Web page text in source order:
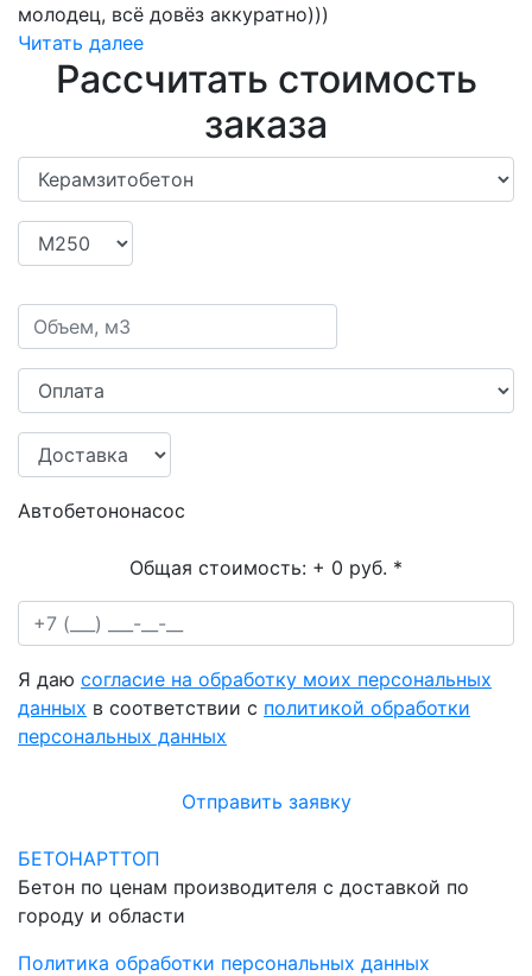
молодец, всё довёз аккуратно)))
Читать далее
Рассчитать стоимость
заказа
Автобетононасос
Общая стоимость: + 0 руб. *
Я даю согласие на обработку моих персональных
данных в соответствии с политикой обработки
персональных данных
Отправить заявку
БЕТОНАРТТОП
Бетон по ценам производителя с доставкой по
городу и области
Политика обработки персональных данных